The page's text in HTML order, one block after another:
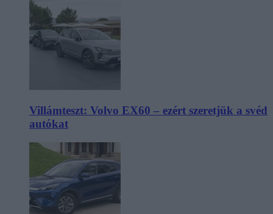
Villámteszt: Volvo EX60 – ezért szeretjük a svéd
autókat